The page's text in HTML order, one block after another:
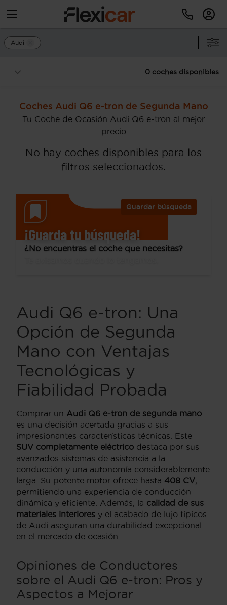
Audi
0 coches disponibles
Coches Audi Q6 e-tron de Segunda Mano
Tu Coche de Ocasión Audi Q6 e-tron al mejor
precio
No hay coches disponibles para los
filtros seleccionados.
Guardar búsqueda
¡Guarda tu búsqueda!
¿No encuentras el coche que necesitas?
Audi Q6 e-tron: Una
Opción de Segunda
Mano con Ventajas
Tecnológicas y
Fiabilidad Probada
Comprar un Audi Q6 e-tron de segunda mano
es una decisión acertada gracias a sus
impresionantes características técnicas. Este
SUV completamente eléctrico destaca por sus
avanzados sistemas de asistencia a la
conducción y una autonomía considerablemente
larga. Su potente motor ofrece hasta 408 CV,
permitiendo una experiencia de conducción
dinámica y eficiente. Además, la calidad de sus
materiales interiores y el acabado de lujo típicos
de Audi aseguran una durabilidad excepcional
en el mercado de ocasión.
Opiniones de Conductores
sobre el Audi Q6 e-tron: Pros y
Aspectos a Mejorar